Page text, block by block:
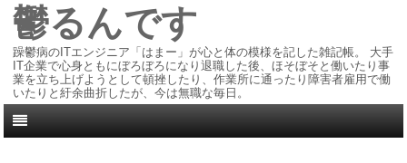
鬱るんです
躁鬱病のITエンジニア「はまー」が心と体の模様を記した雑記帳。 大手
IT企業で心身ともにぼろぼろになり退職した後、ほそぼそと働いたり事
業を立ち上げようとして頓挫したり、作業所に通ったり障害者雇用で働
いたりと紆余曲折したが、今は無職な毎日。